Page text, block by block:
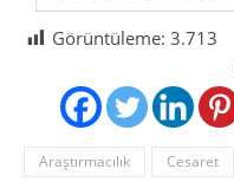
Görüntüleme: 3.713
Araştırmacılık Cesaret